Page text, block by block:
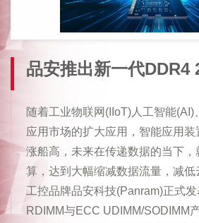
品安推出新一代DDR4
随着工业物联网(IIoT)人工智能
应用市场的扩大应用，智能应用
涨船高，未来在传递数据的当下，
算，达到大幅缩减数据流量，减
工控品牌品安科技(Panram)正式
RDIMM与ECC UDIMM/SODIMM